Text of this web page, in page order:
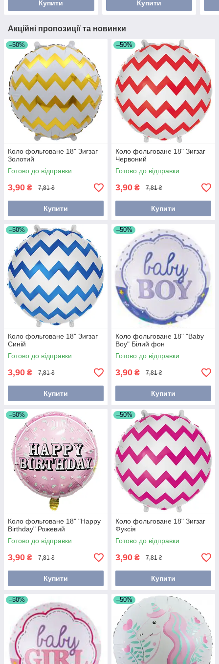
Купити Купити
Акційні пропозиції та новинки
–50%
Коло фольговане 18" Зигзаг
Золотий
Готово до відправки
3,90 ₴ 7,81 ₴
Купити
–50%
Коло фольговане 18" Зигзаг
Червоний
Готово до відправки
3,90 ₴ 7,81 ₴
Купити
–50%
Коло фольговане 18" Зигзаг
Синій
Готово до відправки
3,90 ₴ 7,81 ₴
Купити
–50%
Коло фольговане 18" "Baby
Boy" Білий фон
Готово до відправки
3,90 ₴ 7,81 ₴
Купити
–50%
Коло фольговане 18" "Happy
Birthday" Рожевий
Готово до відправки
3,90 ₴ 7,81 ₴
Купити
–50%
Коло фольговане 18" Зигзаг
Фуксія
Готово до відправки
3,90 ₴ 7,81 ₴
Купити
–50% –50%